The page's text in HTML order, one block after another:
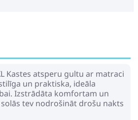
Kastes atsperu gultu ar matraci
un praktiska, ideāla
Izstrādāta komfortam un
tev nodrošināt drošu nakts